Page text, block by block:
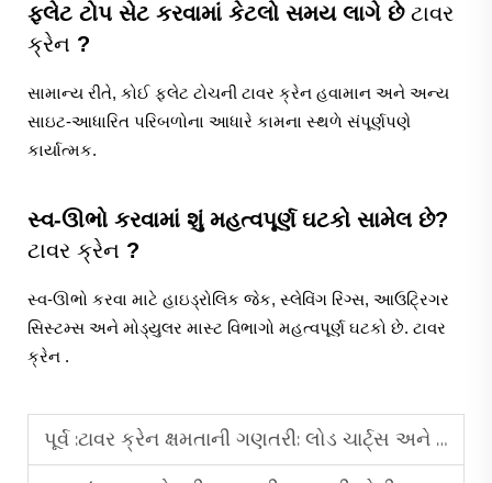
ફ્લેટ ટોપ સેટ કરવામાં કેટલો સમય લાગે છે ટાવર
ક્રેન ?
સામાન્ય રીતે, કોઈ ફ્લેટ ટોચની ટાવર ક્રેન હવામાન અને અન્ય
સાઇટ-આધારિત પરિબળોના આધારે કામના સ્થળે સંપૂર્ણપણે
કાર્યાત્મક.
સ્વ-ઊભો કરવામાં શું મહત્વપૂર્ણ ઘટકો સામેલ છે?
ટાવર ક્રેન ?
સ્વ-ઊભો કરવા માટે હાઇડ્રોલિક જેક, સ્લેવિંગ રિંગ્સ, આઉટ્રિગર
સિસ્ટમ્સ અને મોડ્યુલર માસ્ટ વિભાગો મહત્વપૂર્ણ ઘટકો છે. ટાવર
ક્રેન .
પૂર્વ :ટાવર ક્રેન ક્ષમતાની ગણતરી: લોડ ચાર્ટ્સ અને વર્કિંગ રેડિયસની સમજ